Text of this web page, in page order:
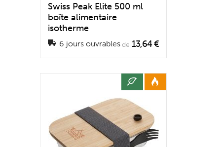
Swiss Peak Elite 500 ml
boîte alimentaire
isotherme
6 jours ouvrables de 13,64 €